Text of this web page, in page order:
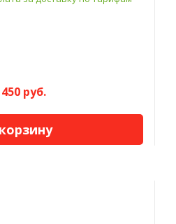
руб.